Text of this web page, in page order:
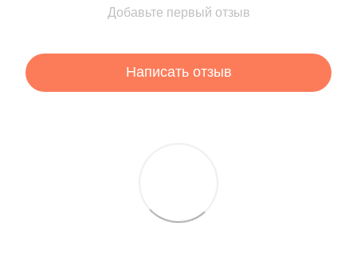
Добавьте первый отзыв
Написать отзыв